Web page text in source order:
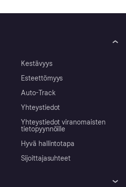
Kestävyys
Esteettömyys
Auto-Track
Yhteystiedot
Yhteystiedot viranomaisten
tietopyynnöille
Hyvä hallintotapa
Sijoittajasuhteet